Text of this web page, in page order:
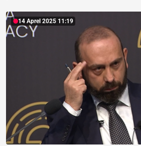
14 Aprel 2025 11:19